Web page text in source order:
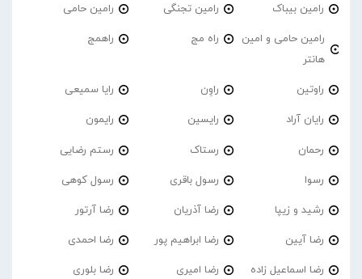
رامین بیباک رامین تجنگی رامین حامی
رامین حامی و امین
هانتر
راه مج راهمج
راوتین راوِن رایا سمیعی
رایان آراد رایسین رایمون
رحمان رستاک رستم رضایی
رسوا رسول باقری رسول کوهی
رشید و زیپا رضا آذریان رضا آرتور
رضا آیین رضا ابراهیم پور رضا احمدی
رضا اسماعیل زاده رضا امیری رضا بلوری